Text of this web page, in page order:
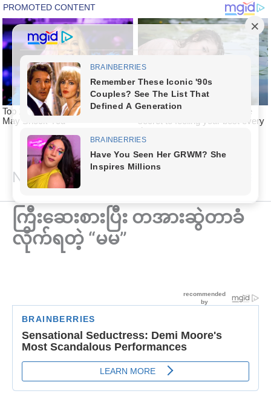
content
National Article
ကြီးဆေးစားပြီး တအားဆွဲတာခံ
လိုက်ရတဲ့ “မမ”